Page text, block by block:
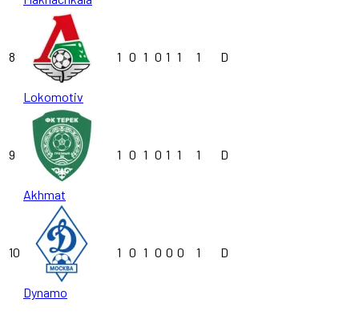
8
Lokomotiv
1 0 1 0 1 1 1 D
9
Akhmat
1 0 1 0 1 1 1 D
10
Dynamo
1 0 1 0 0 0 1 D